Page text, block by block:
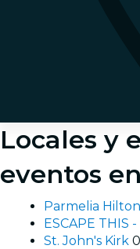
Locales y
eventos
Parmelia
ESCAPE THIS
St. John's Kirk